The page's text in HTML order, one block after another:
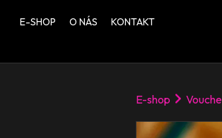
E-SHOP O NÁS KONTAKT
E-shop